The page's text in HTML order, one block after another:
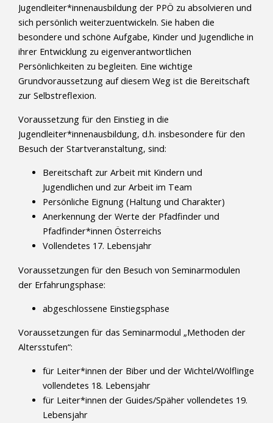
Jugendleiter*innenausbildung der PPÖ zu absolvieren und
sich persönlich weiterzuentwickeln. Sie haben die
besondere und schöne Aufgabe, Kinder und Jugendliche in
ihrer Entwicklung zu eigenverantwortlichen
Persönlichkeiten zu begleiten. Eine wichtige
Grundvoraussetzung auf diesem Weg ist die Bereitschaft
zur Selbstreflexion.
Voraussetzung für den Einstieg in die
Jugendleiter*innenausbildung, d.h. insbesondere für den
Besuch der Startveranstaltung, sind:
Bereitschaft zur Arbeit mit Kindern und
Jugendlichen und zur Arbeit im Team
Persönliche Eignung (Haltung und Charakter)
Anerkennung der Werte der Pfadfinder und
Pfadfinder*innen Österreichs
Vollendetes 17. Lebensjahr
Voraussetzungen für den Besuch von Seminarmodulen
der Erfahrungsphase:
abgeschlossene Einstiegsphase
Voraussetzungen für das Seminarmodul „Methoden der
Altersstufen“:
für Leiter*innen der Biber und der Wichtel/Wölflinge
vollendetes 18. Lebensjahr
für Leiter*innen der Guides/Späher vollendetes 19.
Lebensjahr